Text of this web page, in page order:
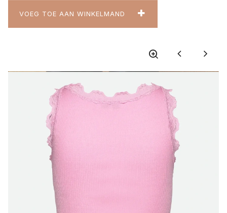
VOEG TOE AAN WINKELMAND